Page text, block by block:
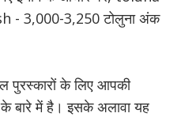
3,000-3,250 टोलुना अंक
पुरस्कारों के लिए आपकी
बारे में है। इसके अलावा यह